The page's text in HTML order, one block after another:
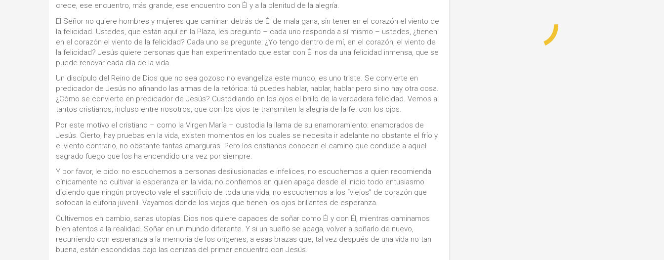
crece, ese encuentro, más grande, ese encuentro con Él y a la plenitud de la alegría.
El Señor no quiere hombres y mujeres que caminan detrás de Él de mala gana, sin tener en el corazón el viento de
la felicidad. Ustedes, que están aquí en la Plaza, les pregunto – cada uno responda a sí mismo – ustedes, ¿tienen
en el corazón el viento de la felicidad? Cada uno se pregunte: ¿Yo tengo dentro de mí, en el corazón, el viento de
la felicidad? Jesús quiere personas que han experimentado que estar con Él nos da una felicidad inmensa, que se
puede renovar cada día de la vida.
Un discípulo del Reino de Dios que no sea gozoso no evangeliza este mundo, es uno triste. Se convierte en
predicador de Jesús no afinando las armas de la retórica: tú puedes hablar, hablar, hablar pero si no hay otra cosa.
¿Cómo se convierte en predicador de Jesús? Custodiando en los ojos el brillo de la verdadera felicidad. Vemos a
tantos cristianos, incluso entre nosotros, que con los ojos te transmiten la alegría de la fe: con los ojos.
Por este motivo el cristiano – como la Virgen María – custodia la llama de su enamoramiento: enamorados de
Jesús. Cierto, hay pruebas en la vida, existen momentos en los cuales se necesita ir adelante no obstante el frío y
el viento contrario, no obstante tantas amarguras. Pero los cristianos conocen el camino que conduce a aquel
sagrado fuego que los ha encendido una vez por siempre.
Y por favor, le pido: no escuchemos a personas desilusionadas e infelices; no escuchemos a quien recomienda
cínicamente no cultivar la esperanza en la vida; no confiemos en quien apaga desde el inicio todo entusiasmo
diciendo que ningún proyecto vale el sacrificio de toda una vida; no escuchemos a los “viejos” de corazón que
sofocan la euforia juvenil. Vayamos donde los viejos que tienen los ojos brillantes de esperanza.
Cultivemos en cambio, sanas utopías: Dios nos quiere capaces de soñar como Él y con Él, mientras caminamos
bien atentos a la realidad. Soñar en un mundo diferente. Y si un sueño se apaga, volver a soñarlo de nuevo,
recurriendo con esperanza a la memoria de los orígenes, a esas brazas que, tal vez después de una vida no tan
buena, están escondidas bajo las cenizas del primer encuentro con Jesús.